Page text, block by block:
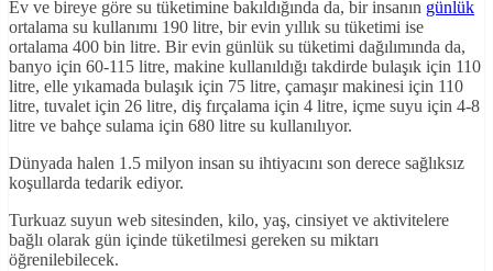
Ev ve bireye göre su tüketimine bakıldığında da, bir insanın günlük
ortalama su kullanımı 190 litre, bir evin yıllık su tüketimi ise
ortalama 400 bin litre. Bir evin günlük su tüketimi dağılımında da,
banyo için 60-115 litre, makine kullanıldığı takdirde bulaşık için 110
litre, elle yıkamada bulaşık için 75 litre, çamaşır makinesi için 110
litre, tuvalet için 26 litre, diş fırçalama için 4 litre, içme suyu için 4-8
litre ve bahçe sulama için 680 litre su kullanılıyor.
Dünyada halen 1.5 milyon insan su ihtiyacını son derece sağlıksız
koşullarda tedarik ediyor.
Turkuaz suyun web sitesinden, kilo, yaş, cinsiyet ve aktivitelere
bağlı olarak gün içinde tüketilmesi gereken su miktarı
öğrenilebilecek.